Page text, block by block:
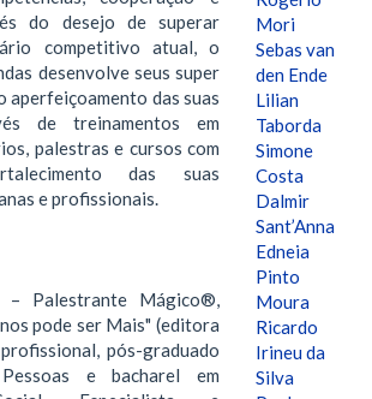
do desejo de superar
competitivo atual, o
desenvolve seus super
aperfeiçoamento das suas
de treinamentos em
palestras e cursos com
das suas
e profissionais.
– Palestrante Mágico®,
pode ser Mais" (editora
pós-graduado
e bacharel em
Mori
Sebas van
den Ende
Lilian
Taborda
Simone
Costa
Dalmir
Sant’Anna
Edneia
Pinto
Moura
Ricardo
Irineu da
Silva